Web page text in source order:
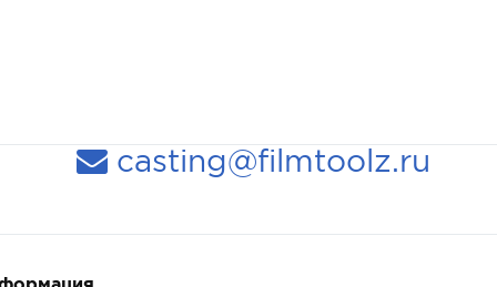
casting@filmtoolz.ru